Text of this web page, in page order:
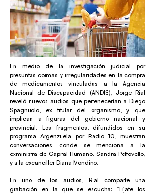
En medio de la investigación judicial por
presuntas coimas y irregularidades en la compra
de medicamentos vinculadas a la Agencia
Nacional de Discapacidad (ANDIS), Jorge Rial
reveló nuevos audios que pertenecerían a Diego
Spagnuolo, ex titular del organismo, y que
implican a figuras del gobierno nacional y
provincial. Los fragmentos, difundidos en su
programa Argenzuela por Radio 10, muestran
conversaciones donde se menciona a la
exministra de Capital Humano, Sandra Pettovello,
y a la excanciller Diana Mondino.
En uno de los audios, Rial comparte una
grabación en la que se escucha: “Fíjate los